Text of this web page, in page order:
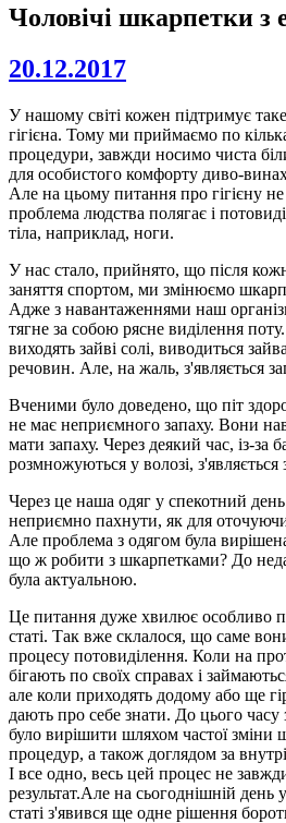
Чоловічі шкарпетки з
20.12.2017
У нашому світі кожен підтримує
гігієна. Тому ми приймаємо по
процедури, завжди носимо чиста
для особистого комфорту диво-
Але на цьому питання про гігієну
проблема людства полягає і
тіла, наприклад, ноги.
У нас стало, прийнято, що після
заняття спортом, ми змінюємо
Адже з навантаженнями наш
тягне за собою рясне виділення
виходять зайві солі, виводиться
речовин. Але, на жаль, з'являється
Вченими було доведено, що піт
не має неприємного запаху. Вони
мати запаху. Через деякий час, із-за
розмножуються у волозі, з'являється
Через це наша одяг у спекотний
неприємно пахнути, як для
Але проблема з одягом була
що ж робити з шкарпетками? До
була актуальною.
Це питання дуже хвилює особливо
статі. Так вже склалося, що саме
процесу потовиділення. Коли на
бігають по своїх справах і
але коли приходять додому або ще
дають про себе знати. До цього
було вирішити шляхом частої зміни
процедур, а також доглядом за
І все одно, весь цей процес не
результат.Але на сьогоднішній день
статі з'явився ще одне рішення